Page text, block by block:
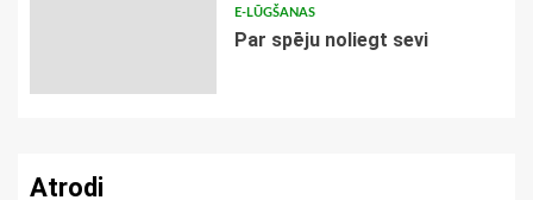
E-LŪGŠANAS
Par spēju noliegt sevi
Atrodi